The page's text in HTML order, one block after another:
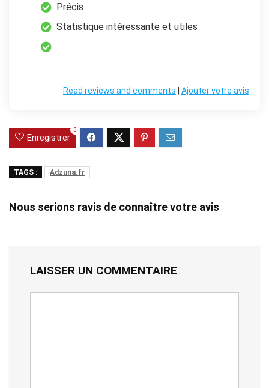
Précis
Statistique intéressante et utiles
Ajouter votre avis
Read reviews and comments
Enregistrer
0
TAGS : Adzuna.fr
Nous serions ravis de connaître votre avis
LAISSER UN COMMENTAIRE